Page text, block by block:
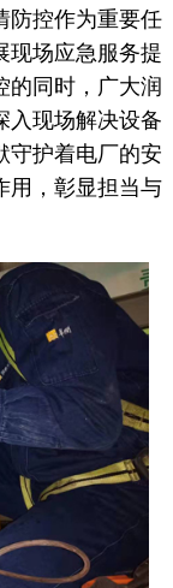
防控作为重要任
现场应急服务提
的同时，广大润
入现场解决设备
守护着电厂的安
用，彰显担当与